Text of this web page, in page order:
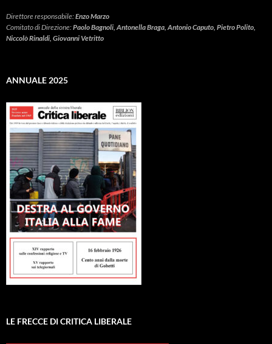
Direttore responsabile:Enzo Marzo
Comitato di Direzione:Paolo Bagnoli, Antonella Braga, Antonio Caputo, Pietro Polito,
Niccolò Rinaldi, Giovanni Vetritto
ANNUALE 2025
LE FRECCE DI CRITICA LIBERALE